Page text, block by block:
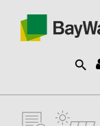
SOLAR-PLANIT